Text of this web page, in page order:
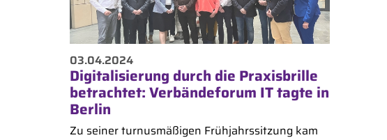
03.04.2024
Digitalisierung durch die Praxisbrille
betrachtet: Verbändeforum IT tagte in
Berlin
Zu seiner turnusmäßigen Frühjahrssitzung kam